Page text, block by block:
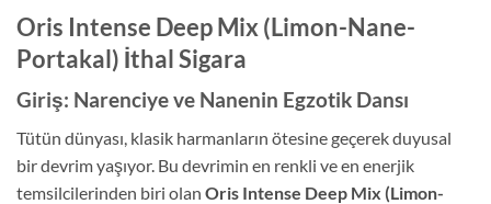
Oris Intense Deep Mix (Limon-Nane-
Portakal) İthal Sigara
Giriş: Narenciye ve Nanenin Egzotik Dansı
Tütün dünyası, klasik harmanların ötesine geçerek duyusal
bir devrim yaşıyor. Bu devrimin en renkli ve en enerjik
temsilcilerinden biri olan Oris Intense Deep Mix (Limon-